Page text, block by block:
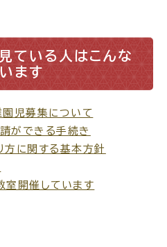
出雲新話2030
ている人はこんな
ます
児募集について
ができる手続き
に関する基本方針
室開催しています